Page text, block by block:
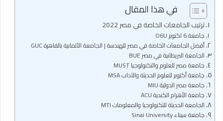
في هذا المقال
ترتيب الجامعات الخاصة في مصر 2022
جامعة 6 اكتوبر O6U
أفضل الجامعات الخاصة في مصر للهندسة | الجامعة الألمانية بالقاهرة GUC
الجامعة البريطانية في مصر BUE
جامعة مصر للعلوم والتكنولوجيا MUST
جامعة أكتوبر للعلوم الحديثة والآداب MSA
جامعة مصر الدولية MIU
جامعة الأهرام الكندية ACU
الجامعة الحديثة للتكنولوجيا والمعلومات MTI
جامعة سيناء Sinai University